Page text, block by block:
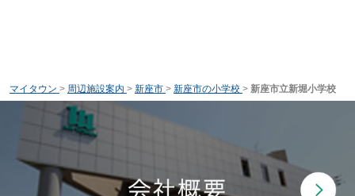
マイタウン > 周辺施設案内 > 新座市 > 新座市の小学校 > 新座市立新堀小学校